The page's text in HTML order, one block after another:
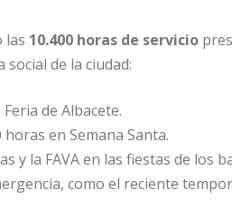
las 10.400 horas de servicio
de la ciudad:
de Albacete.
en Semana Santa.
y la FAVA en las fiestas de los
como el reciente